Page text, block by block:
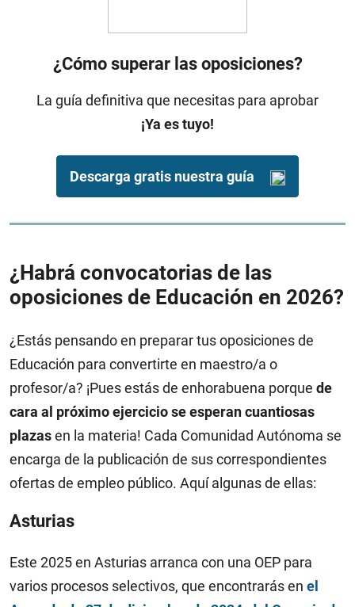
¿Cómo superar las oposiciones?
La guía definitiva que necesitas para aprobar
¡Ya es tuyo!
Descarga gratis nuestra guía
¿Habrá convocatorias de las
oposiciones de Educación en 2026?
¿Estás pensando en preparar tus oposiciones de
Educación para convertirte en maestro/a o
profesor/a? ¡Pues estás de enhorabuena porque de
cara al próximo ejercicio se esperan cuantiosas
plazasen la materia! Cada Comunidad Autónoma se
encarga de la publicación de sus correspondientes
ofertas de empleo público. Aquí algunas de ellas:
Asturias
Este 2025 en Asturias arranca con una OEP para
varios procesos selectivos, que encontrarás en el